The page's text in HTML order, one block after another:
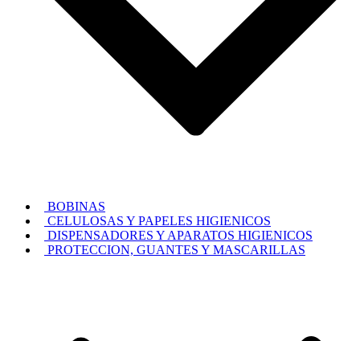
BOBINAS
CELULOSAS Y PAPELES HIGIENICOS
DISPENSADORES Y APARATOS HIGIENICOS
PROTECCION, GUANTES Y MASCARILLAS